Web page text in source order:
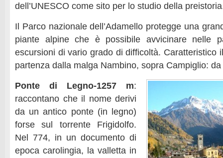
dell’UNESCO come sito per lo studio della
Il Parco nazionale dell’Adamello protegge una
piante alpine che è possibile avvicinare nelle
escursioni di vario grado di difficoltà. Caratteristico
partenza dalla malga Nambino, sopra Campiglio:
Ponte di Legno-1257 m:
raccontano che il nome derivi
da un antico ponte (in legno)
forse sul torrente Frigidolfo.
Nel 774, in un documento di
epoca carolingia, la valletta in